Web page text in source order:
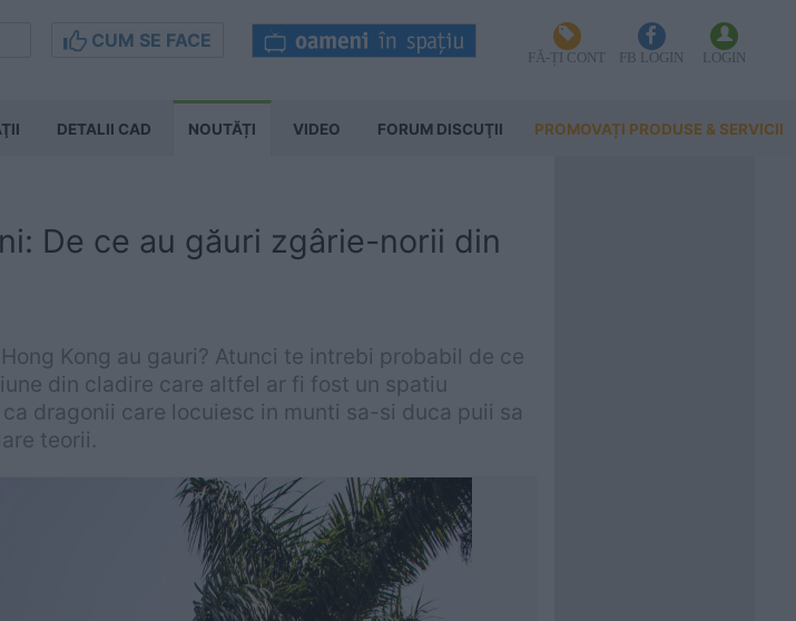
CUM SE FACE
FĂ-ȚI CONT FB LOGIN LOGIN
DETALII CAD NOUTĂȚI VIDEO FORUM DISCUŢII PROMOVAȚI PRODUSE & SERVICII
De ce au găuri zgârie-norii din
Kong au gauri? Atunci te intrebi probabil de ce
din cladire care altfel ar fi fost un spatiu
dragonii care locuiesc in munti sa-si duca puii sa
teorii.